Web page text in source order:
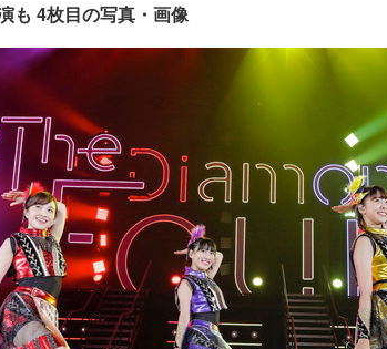
も 4枚目の写真・画像